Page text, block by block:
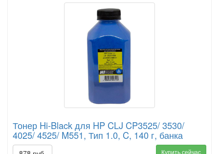
Тонер Hi-Black для HP CLJ CP3525/ 3530/
4025/ 4525/ M551, Тип 1.0, C, 140 г, банка
Купить сейчас